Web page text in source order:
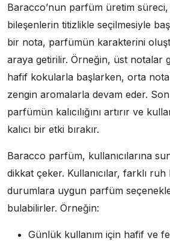
Baracco’nun parfüm üretim
bileşenlerin titizlikle seçilmesiyle
bir nota, parfümün karakterini
araya getirilir. Örneğin, üst notalar
hafif kokularla başlarken, orta
zengin aromalarla devam eder.
parfümün kalıcılığını artırır ve
kalıcı bir etki bırakır.
Baracco parfüm, kullanıcılarına
dikkat çeker. Kullanıcılar, farklı
durumlara uygun parfüm
bulabilirler. Örneğin:
Günlük kullanım için hafif ve